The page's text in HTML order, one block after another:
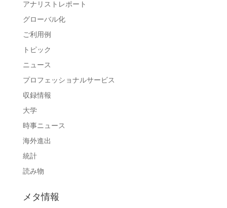
アナリストレポート
グローバル化
ご利用例
トピック
ニュース
プロフェッショナルサービス
収録情報
大学
時事ニュース
海外進出
統計
読み物
メタ情報